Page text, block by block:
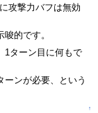
攻撃力バフは無効
的です。
1ターン目に何もで
ンが必要、という
↑